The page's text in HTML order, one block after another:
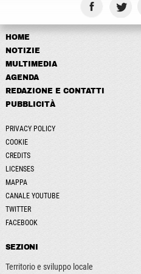
HOME
NOTIZIE
MULTIMEDIA
AGENDA
REDAZIONE E CONTATTI
PUBBLICITÀ
PRIVACY POLICY
COOKIE
CREDITS
LICENSES
MAPPA
CANALE YOUTUBE
TWITTER
FACEBOOK
SEZIONI
Territorio e sviluppo locale